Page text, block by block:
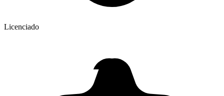
Licenciado